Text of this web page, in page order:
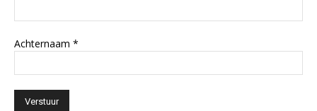
Achternaam *